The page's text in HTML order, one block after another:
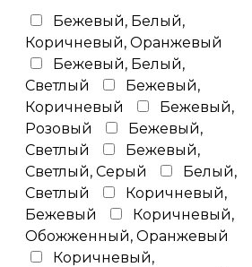
Бежевый, Белый,
Коричневый, Оранжевый
Бежевый, Белый,
Светлый
Бежевый,
Коричневый
Бежевый,
Розовый
Бежевый,
Светлый
Бежевый,
Светлый, Серый
Белый,
Светлый
Коричневый,
Бежевый
Коричневый,
Обожженный, Оранжевый
Коричневый,